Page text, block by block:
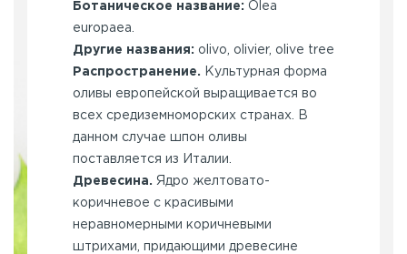
Ботаническое название: Olea
europaea.
Другие названия: olivo, olivier, olive tree
Распространение. Культурная форма
оливы европейской выращивается во
всех средиземноморских странах. В
данном случае шпон оливы
поставляется из Италии.
Древесина. Ядро желтовато-
коричневое с красивыми
неравномерными коричневыми
штрихами, придающими древесине